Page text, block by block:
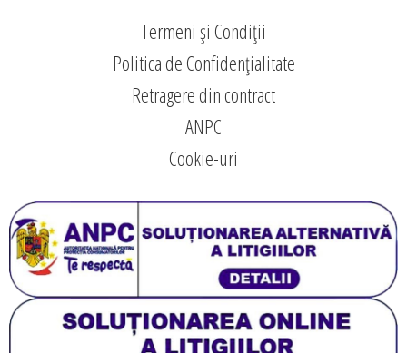
Termeni și Condiții
Politica de Confidențialitate
Retragere din contract
ANPC
Cookie-uri